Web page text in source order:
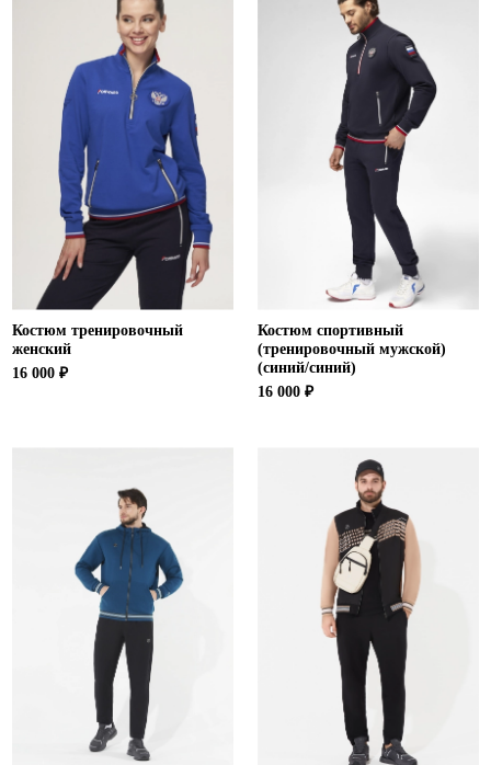
Костюм тренировочный
женский
16 000 ₽
Костюм спортивный
(тренировочный мужской)
(синий/синий)
16 000 ₽